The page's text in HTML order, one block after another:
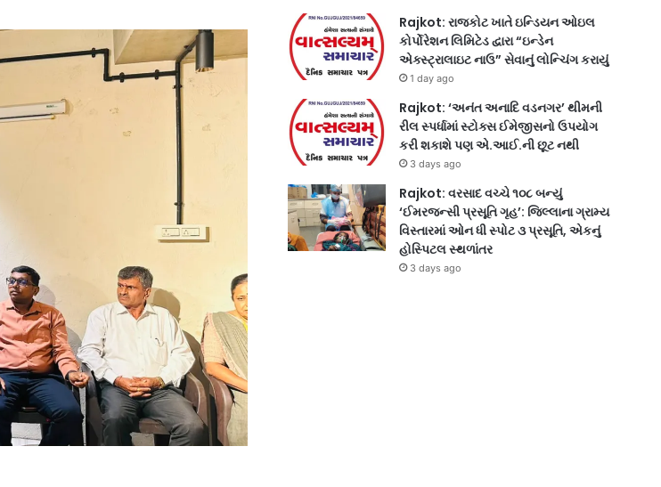
Rajkot: રાજકોટ ખાતે ઇન્ડિયન ઓઇલ
કોર્પોરેશન લિમિટેડ દ્વારા “ઇન્ડેન
એક્સ્ટ્રાલાઇટ નાઉ” સેવાનું લોન્ચિંગ કરાયું
1 day ago
Rajkot: ‘અનંત અનાદિ વડનગર’ થીમની
રીલ સ્પર્ધામાં સ્ટોક્સ ઈમેજીસનો ઉપયોગ
કરી શકાશે પણ એ.આઈ.ની છૂટ નથી
3 days ago
Rajkot: વરસાદ વચ્ચે ૧૦૮ બન્યું
‘ઈમરજન્સી પ્રસૂતિ ગૃહ’: જિલ્લાના ગ્રામ્ય
વિસ્તારમાં ઓન ધી સ્પોટ ૩ પ્રસૂતિ, એકનું
હોસ્પિટલ સ્થળાંતર
3 days ago